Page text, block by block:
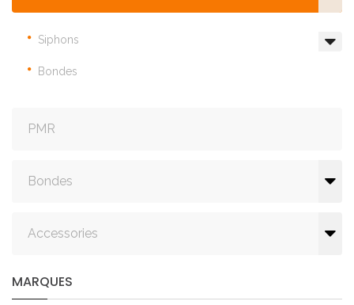
Siphons
Bondes
PMR
Bondes
Accessories
MARQUES